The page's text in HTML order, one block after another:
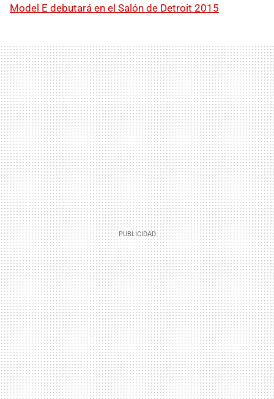
Model E debutará en el Salón de Detroit 2015